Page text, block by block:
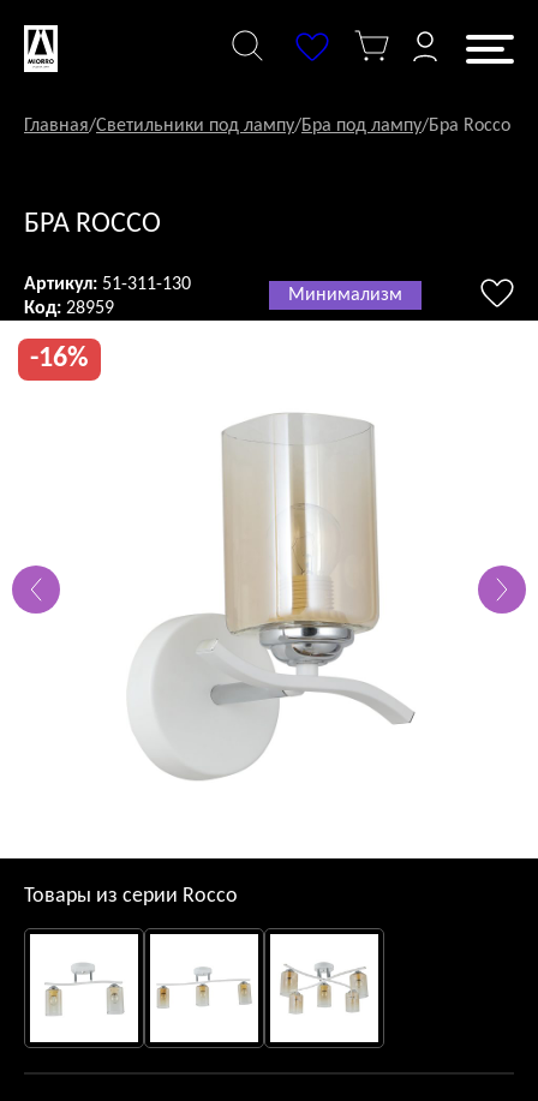
содержанию
Главная/Светильники под лампу/Бра под лампу/Бра Rocco
БРА ROCCO
Артикул: 51-311-130
Код: 28959
Минимализм
-16%
Товары из серии Rocco